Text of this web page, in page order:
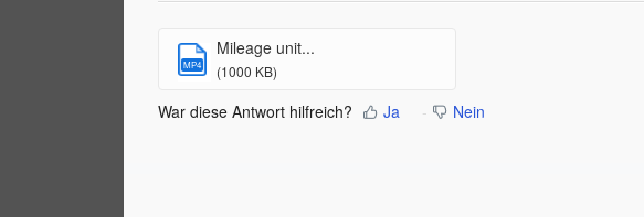
MP4
Mileage unit...
(1000 KB)
War diese Antwort hilfreich? Ja Nein